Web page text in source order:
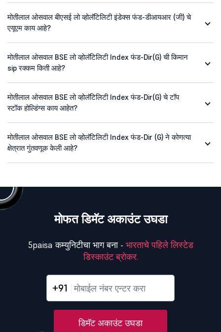
मोतीलाल ओसवाल बीएसई लो व्होलॅटिलिटी इंडेक्स फंड-डीआयआर (जी) चे
एयूएम काय आहे?
मोतीलाल ओसवाल BSE लो व्होलॅटिलिटी Index फंड-Dir(G) ची किमान
sip रक्कम किती आहे?
मोतीलाल ओसवाल BSE लो व्होलॅटिलिटी Index फंड-Dir(G) चे टॉप
स्टॉक होल्डिंग्स काय आहेत?
मोतीलाल ओसवाल BSE लो व्होलॅटिलिटी Index फंड-Dir (G) ने कोणत्या
क्षेत्रात गुंतवणूक केली आहे?
मोफत डिमॅट अकाउंट उघडा
5paisa कम्युनिटीचा भाग बना - भारताचे पहिले लिस्टेड
डिस्काउंट ब्रोकर.
+91
डिमॅट अकाउंट उघडा